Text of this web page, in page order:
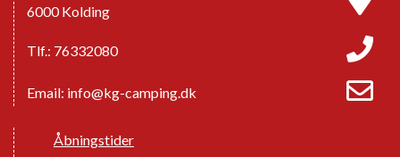
6000 Kolding
Tlf.: 76332080
Email: info@kg-camping.dk
Åbningstider